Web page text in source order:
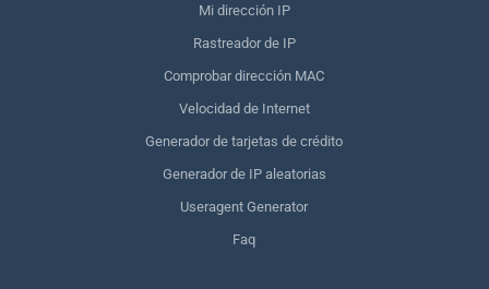
Mi dirección IP
Rastreador de IP
Comprobar dirección MAC
Velocidad de Internet
Generador de tarjetas de crédito
Generador de IP aleatorias
Useragent Generator
Faq